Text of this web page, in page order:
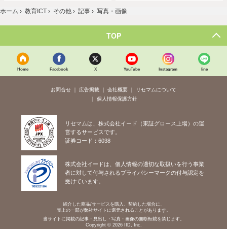
ホーム › 教育ICT › その他 › 記事 › 写真・画像
TOP
Home Facebook X YouTube Instagram line
お問合せ 広告掲載 会社概要
リセマムについて
個人情報保護方針
リセマムは、株式会社イード（東証グロース上場）の運
営するサービスです。
証券コード：6038
株式会社イードは、個人情報の適切な取扱いを行う事業
者に対して付与されるプライバシーマークの付与認定を
受けています。
紹介した商品/サービスを購入、契約した場合に、
売上の一部が弊社サイトに還元されることがあります。
当サイトに掲載の記事・見出し・写真・画像の無断転載を禁じます。
Copyright © 2026 IID, Inc.